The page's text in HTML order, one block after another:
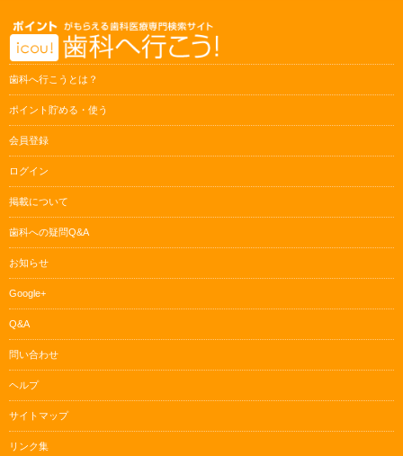
歯科へ行こうとは？
ポイント貯める・使う
会員登録
ログイン
掲載について
歯科への疑問Q&A
お知らせ
Google+
Q&A
問い合わせ
ヘルプ
サイトマップ
リンク集